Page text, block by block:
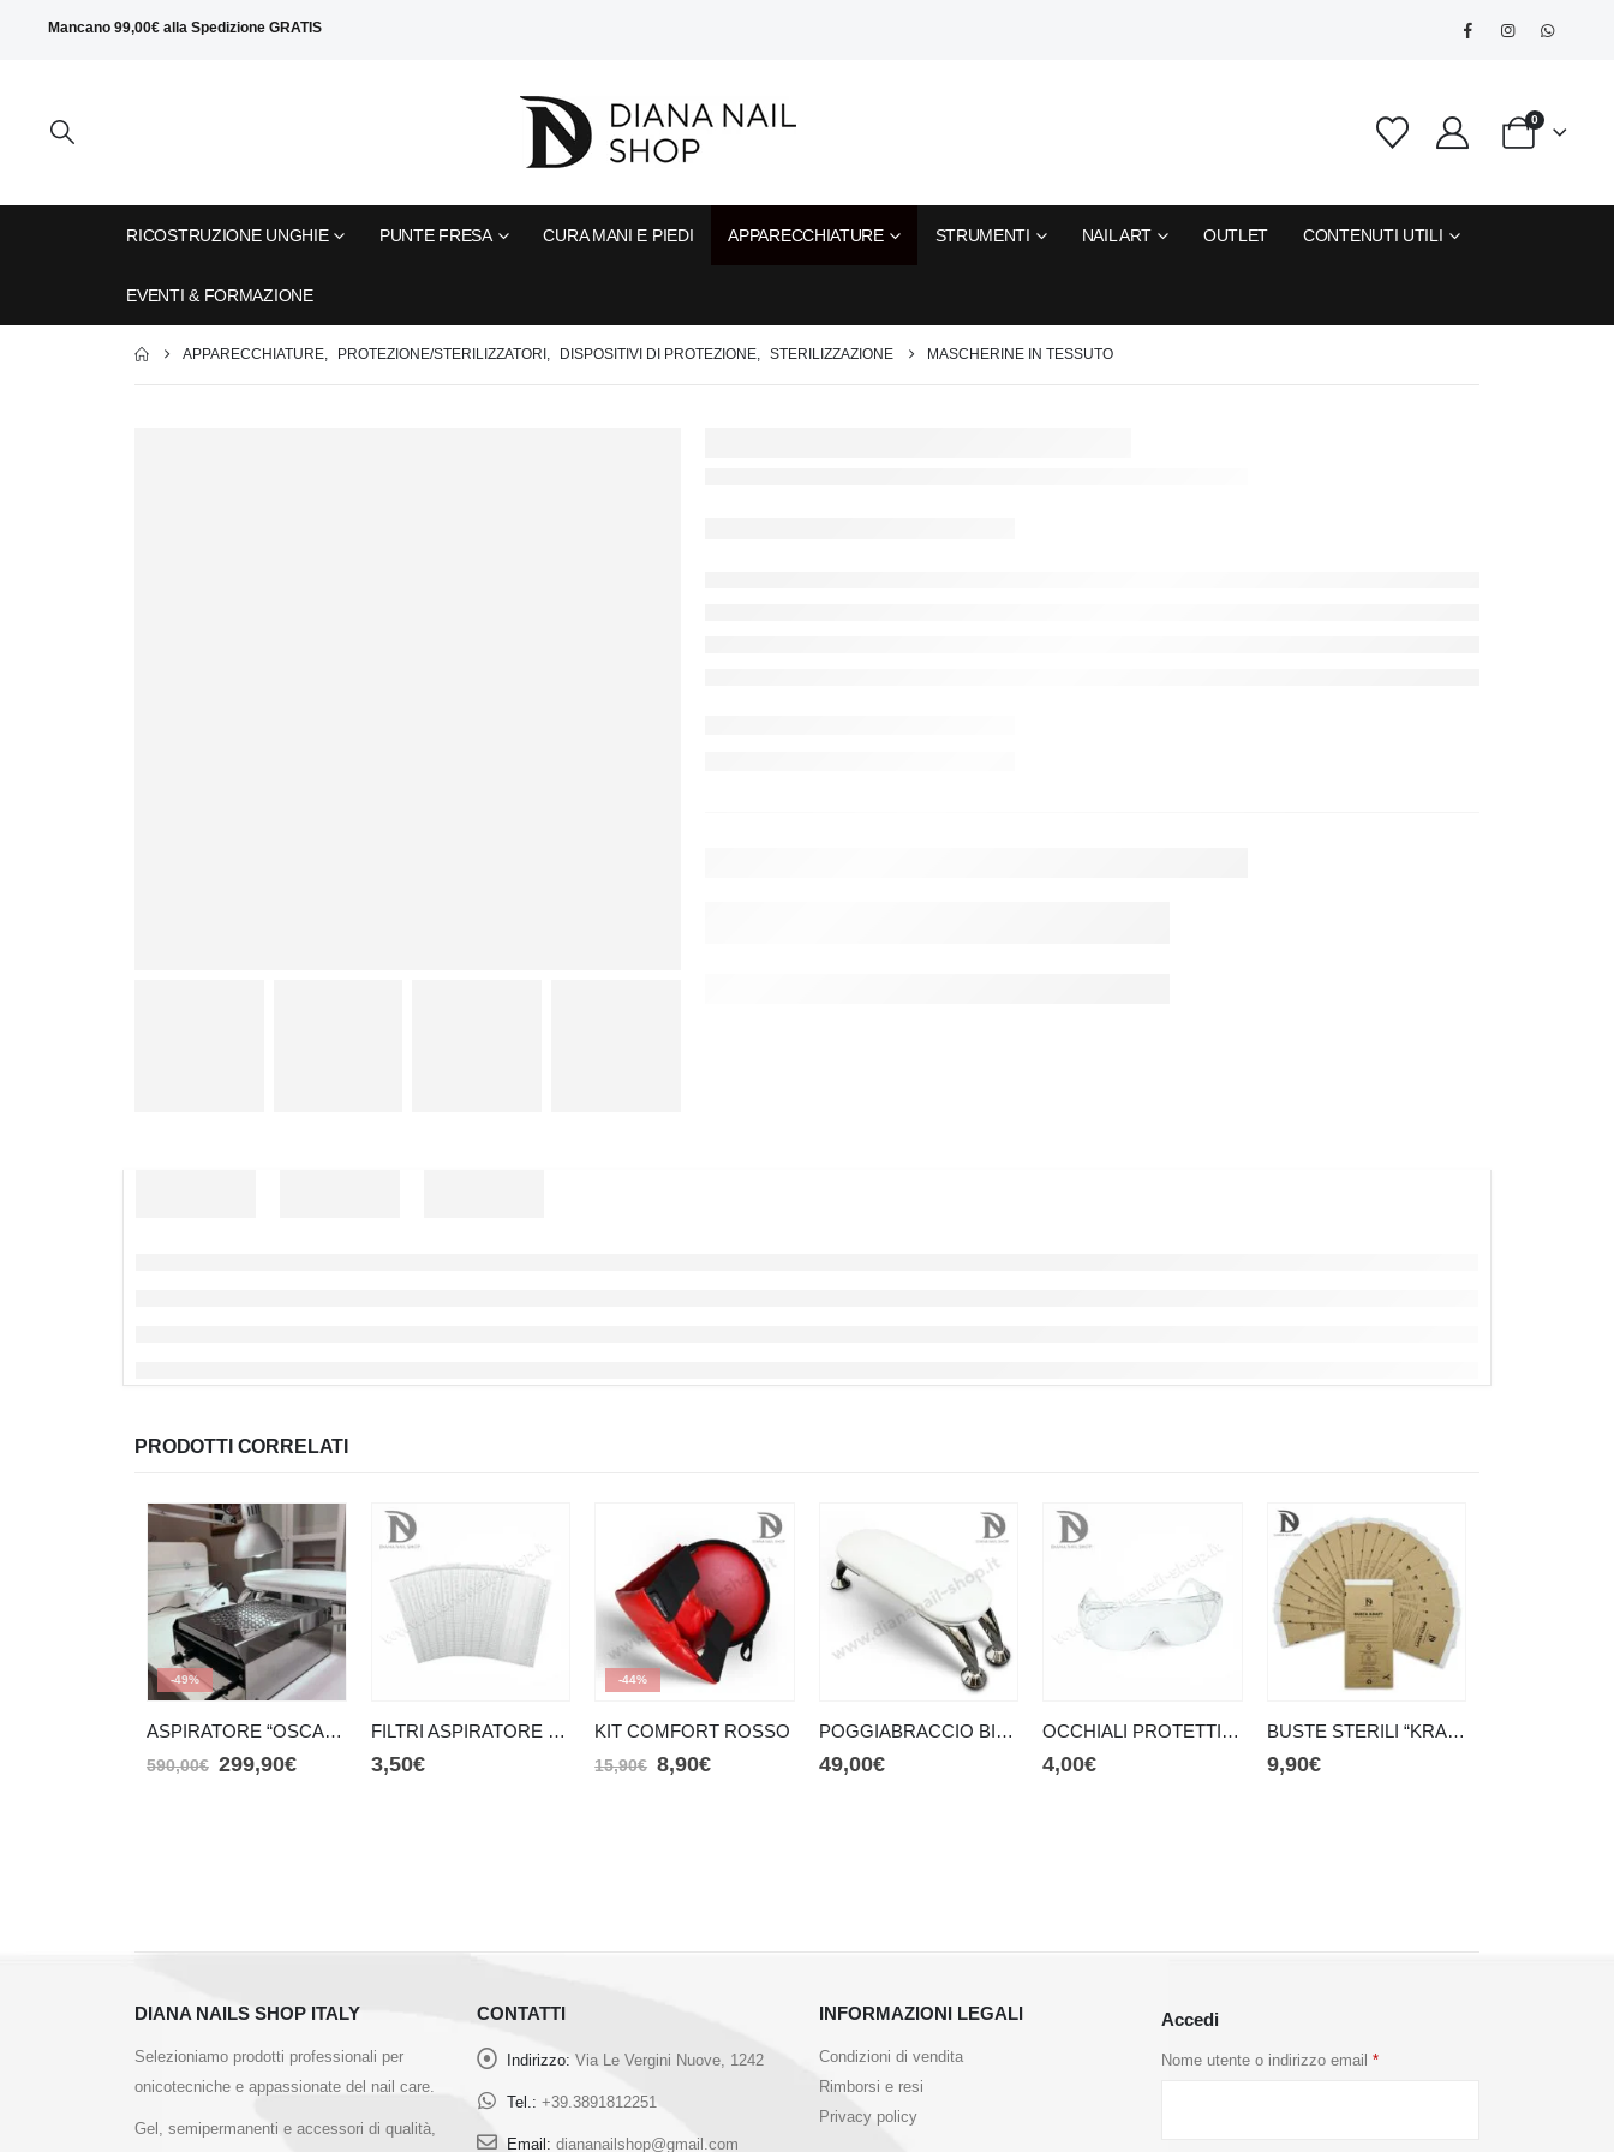
Mancano99,00€ allaSpedizione GRATIS
0
RICOSTRUZIONE UNGHIE PUNTE FRESA CURA MANI E PIEDI APPARECCHIATURE STRUMENTI NAIL ART OUTLET CONTENUTI UTILI
EVENTI & FORMAZIONE
APPARECCHIATURE PROTEZIONE/STERILIZZATORI DISPOSITIVI DI PROTEZIONE STERILIZZAZIONE MASCHERINE IN TESSUTO
PRODOTTI CORRELATI
-49%
ASPIRATORE “OSCAR” 2 in 1
590,00€ 299,90€
FILTRI ASPIRATORE DIANA NAILS
3,50€
-44%
KIT COMFORT ROSSO
15,90€ 8,90€
POGGIABRACCIO BIANCO
49,00€
OCCHIALI PROTETTIVI TRASPARENTI
4,00€
BUSTE STERILI “KRAFT” (100pz) 100X230
9,90€
DIANA NAILS SHOP ITALY
Selezioniamo prodotti professionali per
onicotecniche e appassionate del nail care.
Gel, semipermanenti e accessori di qualità,
CONTATTI
Indirizzo: Via Le Vergini Nuove, 1242
Tel.: +39.3891812251
Email: diananailshop@gmail.com
INFORMAZIONI LEGALI
Condizioni di vendita
Rimborsi e resi
Privacy policy
Accedi
Nome utente o indirizzo email *